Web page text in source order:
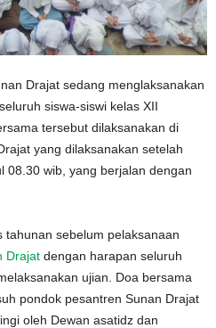
Drajat sedang menglaksanakan
siswa-siswi kelas XII
tersebut dilaksanakan di
yang dilaksanakan setelah
08.30 wib, yang berjalan dengan
tahunan sebelum pelaksanaan
Drajat dengan harapan seluruh
ujian. Doa bersama
pondok pesantren Sunan Drajat
oleh Dewan asatidz dan